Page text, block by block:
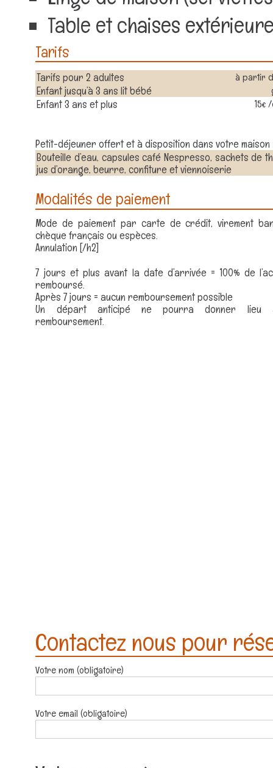
Table et chaises
Tarifs
Tarifs pour 2 adultes à partir
Enfant jusqu’à 3 ans lit bébé
Enfant 3 ans et plus 15€
Petit-déjeuner offert et à disposition dans votre maison
Bouteille d’eau, capsules café Nespresso, sachets de
jus d’orange, beurre, confiture et viennoiserie
Modalités de paiement
Mode de paiement par carte de crédit, virement
chèque français ou espèces.
Annulation [/h2]
7 jours et plus avant la date d’arrivée = 100% de
remboursé.
Après 7 jours = aucun remboursement possible
Un départ anticipé ne pourra donner lieu
remboursement.
Contactez nous pour
Votre nom (obligatoire)
Votre email (obligatoire)